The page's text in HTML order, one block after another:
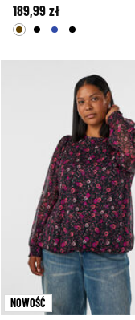
189,99 zł
NOWOŚĆ